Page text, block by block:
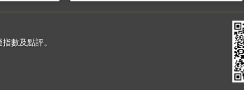
數及點評。